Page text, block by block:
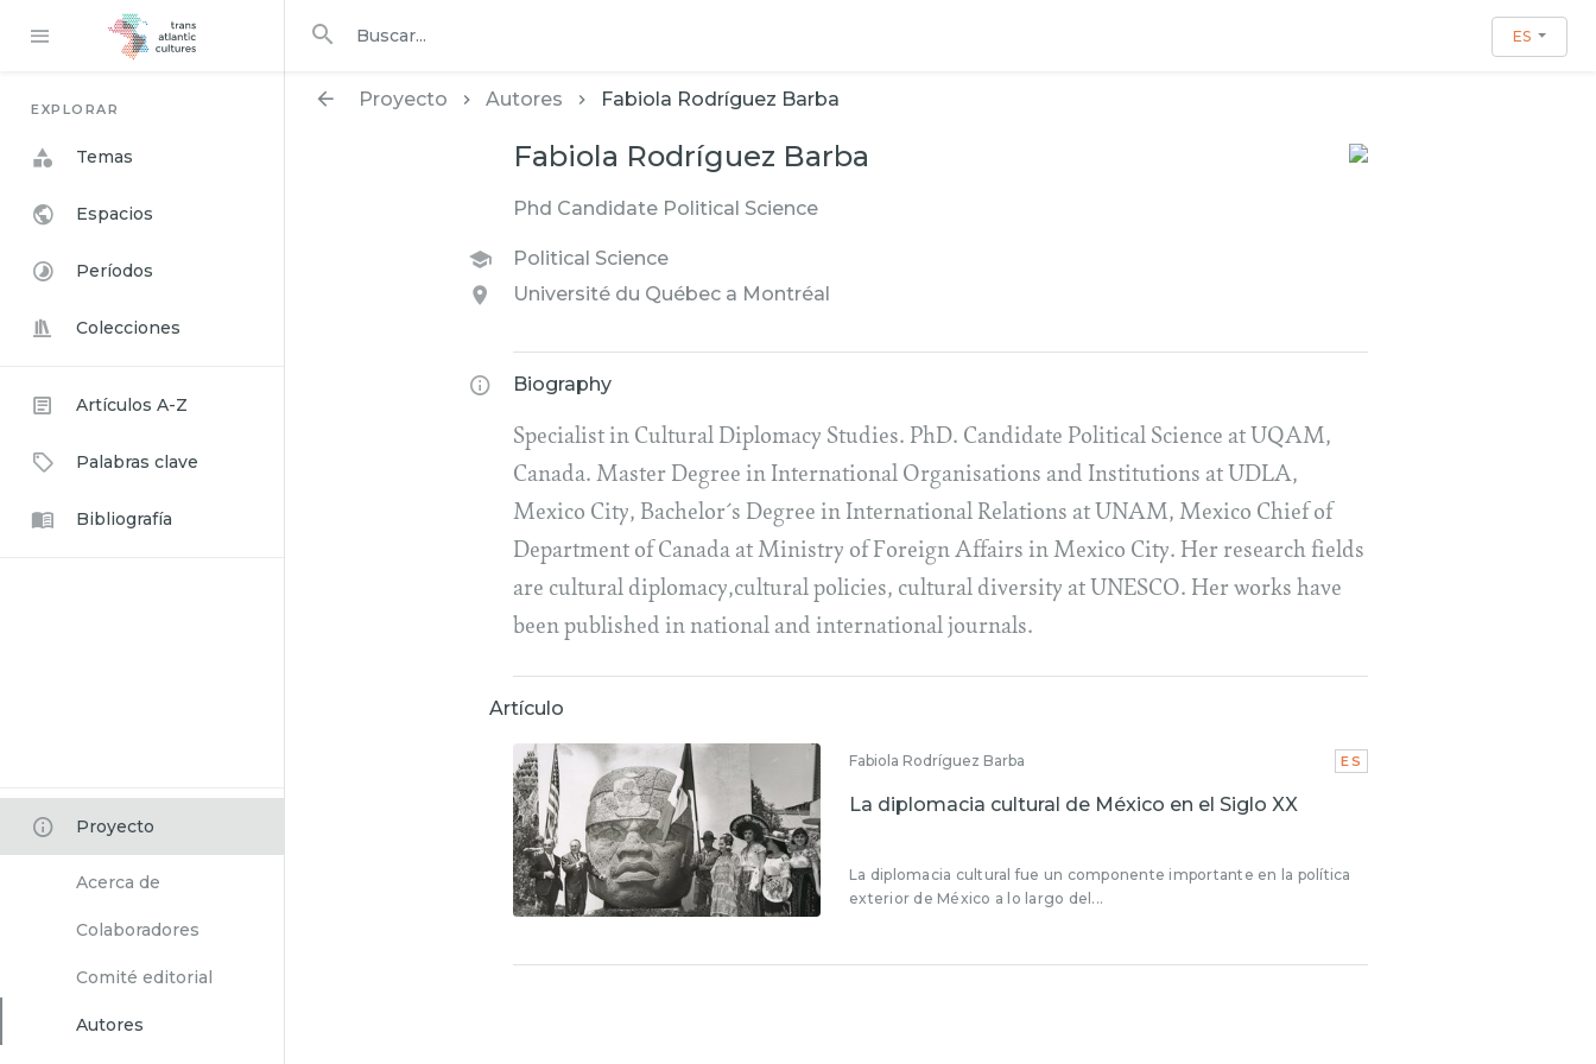
ES
EXPLORAR
Temas
Espacios
Períodos
Colecciones
Artículos A-Z
Palabras clave
Bibliografía
Proyecto
Acerca de
Colaboradores
Comité editorial
Autores
Proyecto Autores Fabiola Rodríguez Barba
Fabiola Rodríguez Barba
Phd Candidate Political Science
Political Science
Université du Québec a Montréal
Biography
Specialist in Cultural Diplomacy Studies. PhD. Candidate Political Science at UQAM,
Canada. Master Degree in International Organisations and Institutions at UDLA,
Mexico City, Bachelor´s Degree in International Relations at UNAM, Mexico Chief of
Department of Canada at Ministry of Foreign Affairs in Mexico City. Her research fields
are cultural diplomacy,cultural policies, cultural diversity at UNESCO. Her works have
been published in national and international journals.
Artículo
Fabiola Rodríguez Barba ES
La diplomacia cultural de México en el Siglo XX
La diplomacia cultural fue un componente importante en la política
exterior de México a lo largo del...